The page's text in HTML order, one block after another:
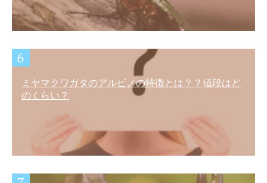
ミヤマクワガタのアルビノの特徴とは？？値段はど
のくらい？